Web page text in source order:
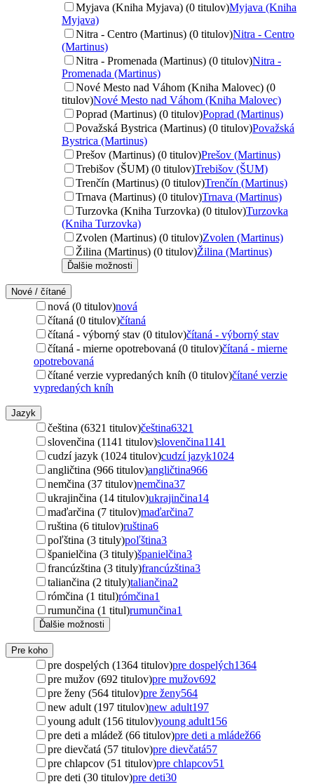
Myjava (Kniha Myjava) (0 titulov)Myjava (Kniha
Myjava)
Nitra - Centro (Martinus) (0 titulov)Nitra - Centro
(Martinus)
Nitra - Promenada (Martinus) (0 titulov)Nitra -
Promenada (Martinus)
Nové Mesto nad Váhom (Kniha Malovec) (0
titulov)Nové Mesto nad Váhom (Kniha Malovec)
Poprad (Martinus) (0 titulov)Poprad (Martinus)
Považská Bystrica (Martinus) (0 titulov)Považská
Bystrica (Martinus)
Prešov (Martinus) (0 titulov)Prešov (Martinus)
Trebišov (ŠUM) (0 titulov)Trebišov (ŠUM)
Trenčín (Martinus) (0 titulov)Trenčín (Martinus)
Trnava (Martinus) (0 titulov)Trnava (Martinus)
Turzovka (Kniha Turzovka) (0 titulov)Turzovka
(Kniha Turzovka)
Zvolen (Martinus) (0 titulov)Zvolen (Martinus)
Žilina (Martinus) (0 titulov)Žilina (Martinus)
Ďalšie možnosti
Nové / čítané
nová (0 titulov)nová
čítaná (0 titulov)čítaná
čítaná - výborný stav (0 titulov)čítaná - výborný stav
čítaná - mierne opotrebovaná (0 titulov)čítaná - mierne
opotrebovaná
čítané verzie vypredaných kníh (0 titulov)čítané verzie
vypredaných kníh
Jazyk
čeština (6321 titulov)čeština6321
slovenčina (1141 titulov)slovenčina1141
cudzí jazyk (1024 titulov)cudzí jazyk1024
angličtina (966 titulov)angličtina966
nemčina (37 titulov)nemčina37
ukrajinčina (14 titulov)ukrajinčina14
maďarčina (7 titulov)maďarčina7
ruština (6 titulov)ruština6
poľština (3 tituly)poľština3
španielčina (3 tituly)španielčina3
francúzština (3 tituly)francúzština3
taliančina (2 tituly)taliančina2
rómčina (1 titul)rómčina1
rumunčina (1 titul)rumunčina1
Ďalšie možnosti
Pre koho
pre dospelých (1364 titulov)pre dospelých1364
pre mužov (692 titulov)pre mužov692
pre ženy (564 titulov)pre ženy564
new adult (197 titulov)new adult197
young adult (156 titulov)young adult156
pre deti a mládež (66 titulov)pre deti a mládež66
pre dievčatá (57 titulov)pre dievčatá57
pre chlapcov (51 titulov)pre chlapcov51
pre deti (30 titulov)pre deti30